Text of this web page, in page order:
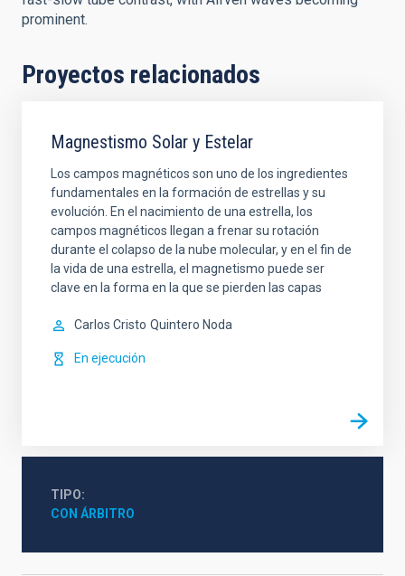
prominent.
Proyectos relacionados
Magnestismo Solar y Estelar
Los campos magnéticos son uno de los ingredientes
fundamentales en la formación de estrellas y su
evolución. En el nacimiento de una estrella, los
campos magnéticos llegan a frenar su rotación
durante el colapso de la nube molecular, y en el fin de
la vida de una estrella, el magnetismo puede ser
clave en la forma en la que se pierden las capas
Carlos Cristo Quintero Noda
En ejecución
TIPO
CON ÁRBITRO